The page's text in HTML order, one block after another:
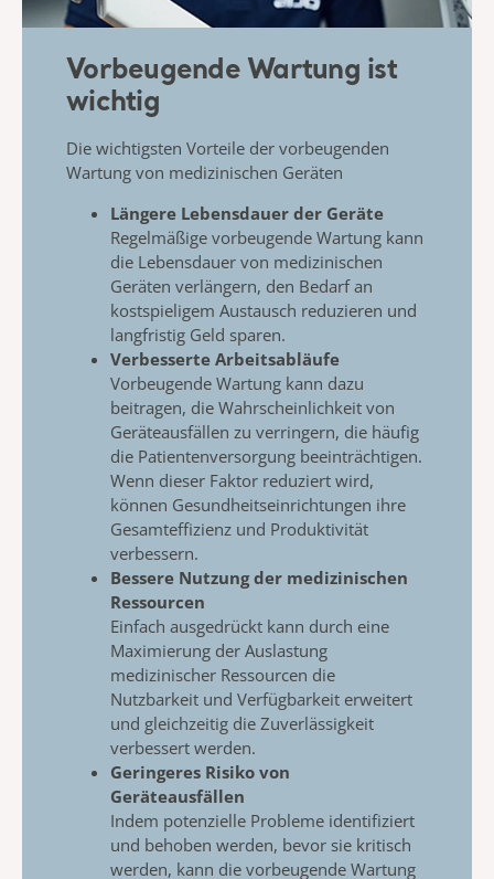
Vorbeugende Wartung ist
wichtig
Die wichtigsten Vorteile der vorbeugenden
Wartung von medizinischen Geräten
Längere Lebensdauer der Geräte
Regelmäßige vorbeugende Wartung kann
die Lebensdauer von medizinischen
Geräten verlängern, den Bedarf an
kostspieligem Austausch reduzieren und
langfristig Geld sparen.
Verbesserte Arbeitsabläufe
Vorbeugende Wartung kann dazu
beitragen, die Wahrscheinlichkeit von
Geräteausfällen zu verringern, die häufig
die Patientenversorgung beeinträchtigen.
Wenn dieser Faktor reduziert wird,
können Gesundheitseinrichtungen ihre
Gesamteffizienz und Produktivität
verbessern.
Bessere Nutzung der medizinischen
Ressourcen
Einfach ausgedrückt kann durch eine
Maximierung der Auslastung
medizinischer Ressourcen die
Nutzbarkeit und Verfügbarkeit erweitert
und gleichzeitig die Zuverlässigkeit
verbessert werden.
Geringeres Risiko von
Geräteausfällen
Indem potenzielle Probleme identifiziert
und behoben werden, bevor sie kritisch
werden, kann die vorbeugende Wartung